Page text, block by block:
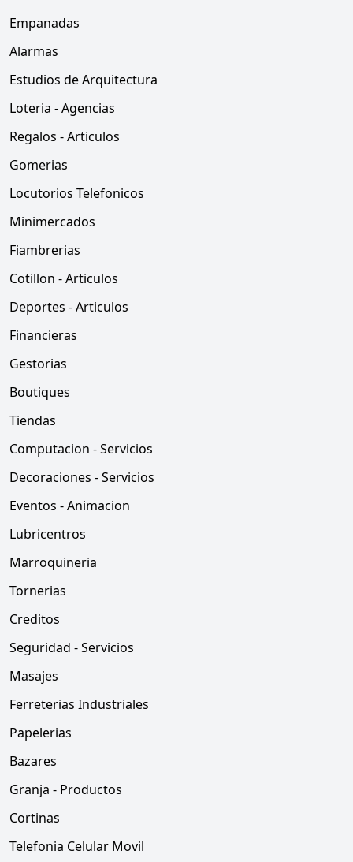
Empanadas
Alarmas
Estudios de Arquitectura
Loteria - Agencias
Regalos - Articulos
Gomerias
Locutorios Telefonicos
Minimercados
Fiambrerias
Cotillon - Articulos
Deportes - Articulos
Financieras
Gestorias
Boutiques
Tiendas
Computacion - Servicios
Decoraciones - Servicios
Eventos - Animacion
Lubricentros
Marroquineria
Tornerias
Creditos
Seguridad - Servicios
Masajes
Ferreterias Industriales
Papelerias
Bazares
Granja - Productos
Cortinas
Telefonia Celular Movil